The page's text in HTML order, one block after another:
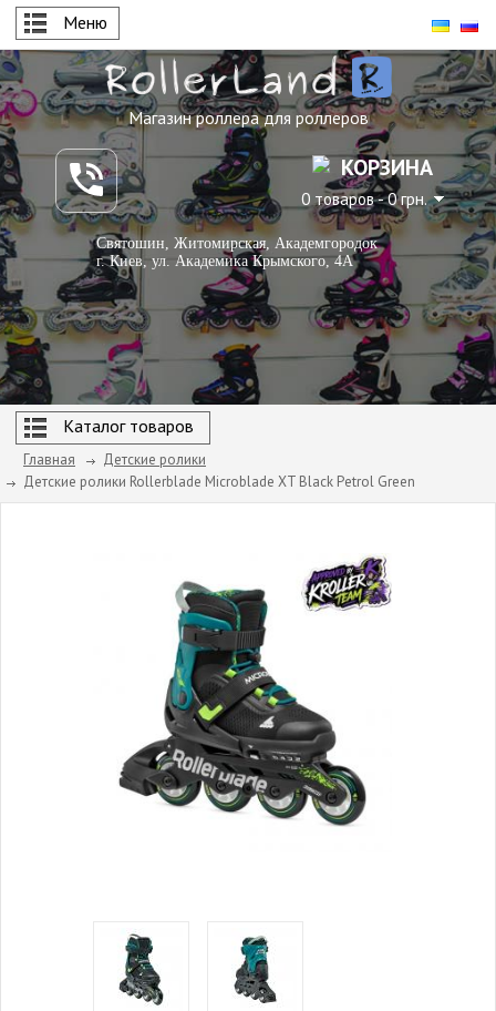
Меню
Магазин роллера для роллеров
КОРЗИНА
0 товаров - 0 грн.
Святошин, Житомирская, Академгородок
г. Киев, ул. Академика Крымского, 4А
Каталог товаров
Главная
Детские ролики
Детские ролики Rollerblade Microblade XT Black Petrol Green